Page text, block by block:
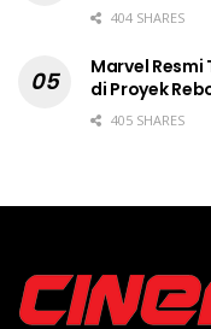
404 SHARES
Marvel
di Proyek
405 SHARES